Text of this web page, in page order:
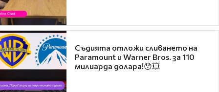
Съдията отложи сливането на
Paramount и Warner Bros. за 110
милиарда долара!😯💥